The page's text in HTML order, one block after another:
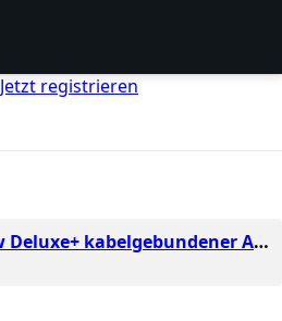
Jetzt registrieren
PDP Afterglow Deluxe+ kabelgebundener Audio-Controller für Nintendo Switch (Version 1)